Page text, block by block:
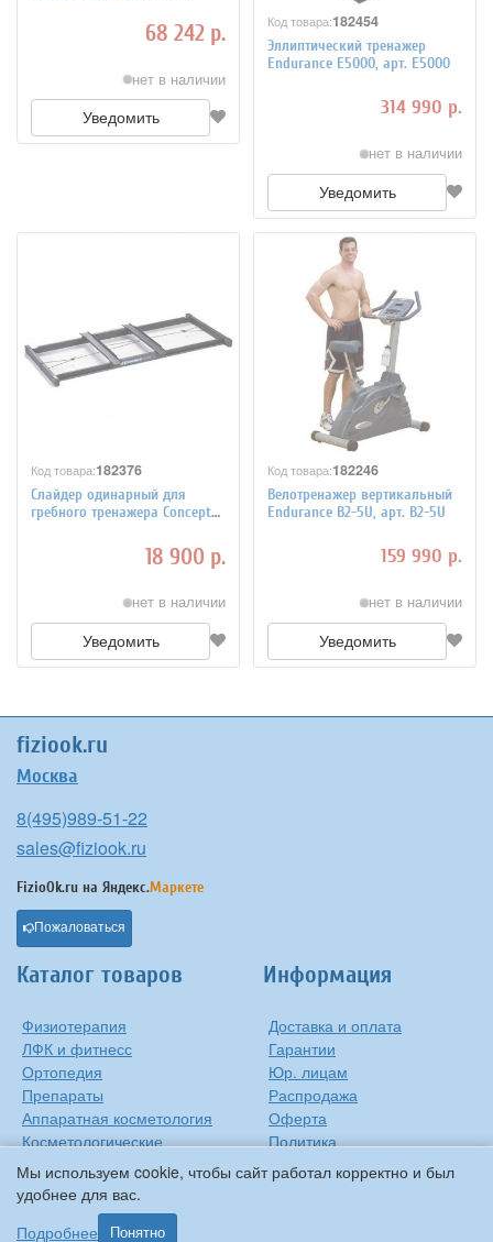
Мы используем cookie, чтобы сайт работал корректно и был
удобнее для вас.
Подробнее
Понятно
68 242 р.
нет в наличии
Уведомить
Код товара:182454
Эллиптический тренажер
Endurance E5000, арт. E5000
314 990 р.
нет в наличии
Уведомить
Код товара:182376
Слайдер одинарный для
гребного тренажера Concept2,
18 900 р.
нет в наличии
Уведомить
Код товара:182246
Велотренажер вертикальный
Endurance B2-5U, арт. B2-5U
159 990 р.
нет в наличии
Уведомить
fiziook.ru
Москва
8(495)989-51-22
sales@fiziook.ru
FizioOk.ru на Яндекс.Маркете
Пожаловаться
Каталог товаров
Физиотерапия
ЛФК и фитнесс
Ортопедия
Препараты
Аппаратная косметология
Косметологические
средства
Информация
Доставка и оплата
Гарантии
Юр. лицам
Распродажа
Оферта
Политика
конфиденциальности
Контакты